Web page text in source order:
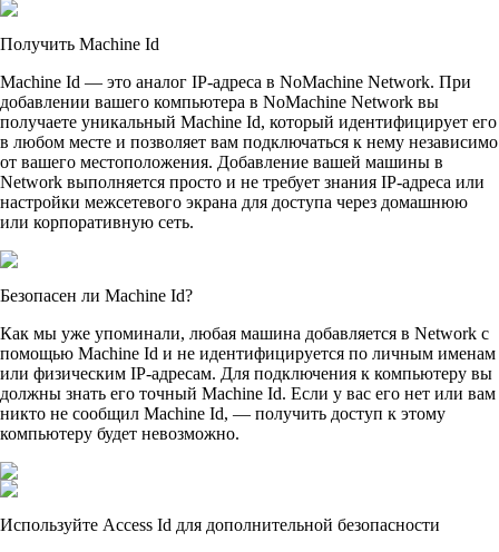
Получить Machine Id
Machine Id — это аналог IP-адреса в NoMachine Network. При
добавлении вашего компьютера в NoMachine Network вы
получаете уникальный Machine Id, который идентифицирует его
в любом месте и позволяет вам подключаться к нему независимо
от вашего местоположения. Добавление вашей машины в
Network выполняется просто и не требует знания IP-адреса или
настройки межсетевого экрана для доступа через домашнюю
или корпоративную сеть.
Безопасен ли Machine Id?
Как мы уже упоминали, любая машина добавляется в Network с
помощью Machine Id и не идентифицируется по личным именам
или физическим IP-адресам. Для подключения к компьютеру вы
должны знать его точный Machine Id. Если у вас его нет или вам
никто не сообщил Machine Id, — получить доступ к этому
компьютеру будет невозможно.
Используйте Access Id для дополнительной безопасности